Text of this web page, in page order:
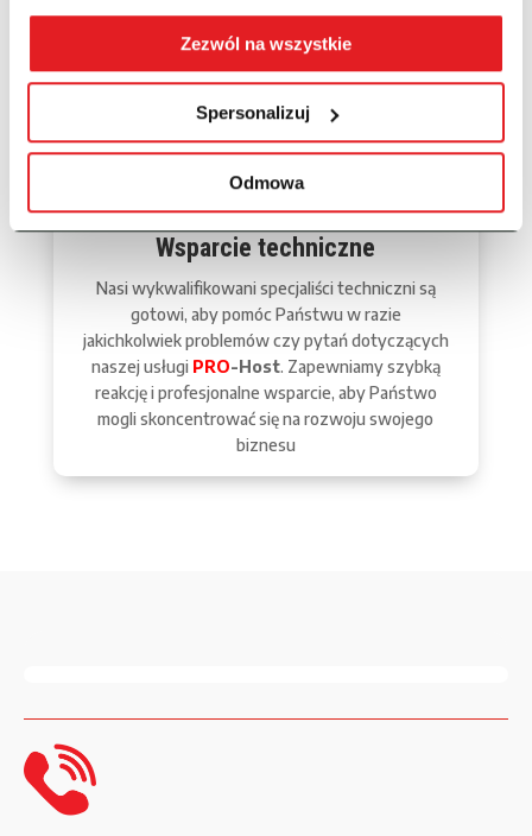
Zezwól na wszystkie
Spersonalizuj
Odmowa
Wsparcie techniczne
Nasi wykwalifikowani specjaliści techniczni są
gotowi, aby pomóc Państwu w razie
jakichkolwiek problemów czy pytań dotyczących
naszej usługi PRO-Host. Zapewniamy szybką
reakcję i profesjonalne wsparcie, aby Państwo
mogli skoncentrować się na rozwoju swojego
biznesu